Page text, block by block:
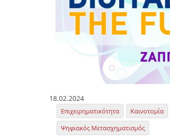
18.02.2024
Επιχειρηματικότητα Καινοτομία
Ψηφιακός Μετασχηματισμός